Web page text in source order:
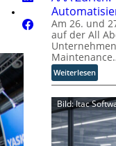
f
d
i
e
Z
u
k
u
n
f
t
n
s
t
a
r
t
t
B
i
e
u
d
i
e
z
e
i
g
t
M
i
Am 26. und
auf der All
Weiterlesen:
A
A
A
Z
ü
Bild: Itac